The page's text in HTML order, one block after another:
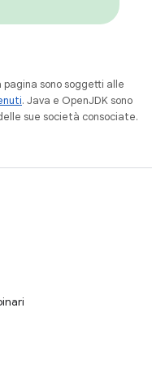
sono soggetti alle
. Java e OpenJDK sono
sue società consociate.